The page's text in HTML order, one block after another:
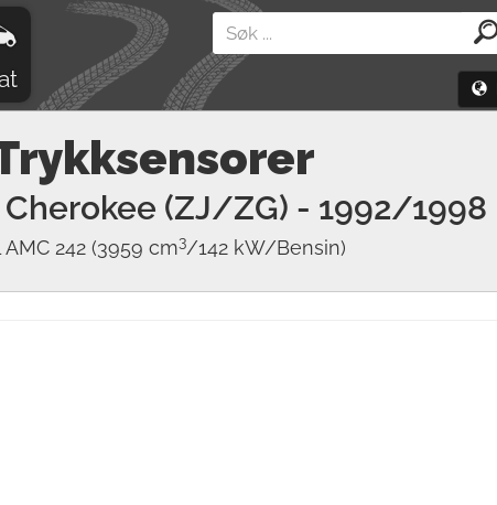
(ZJ/ZG) - 1992/1998
AMC 242 (3959 cm3/142 kW/Bensin)